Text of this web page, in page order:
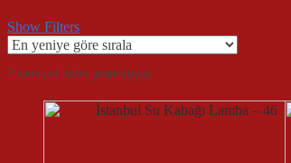
Show Filters
2 sonucun tümü gösteriliyorEn
göre
sıralandı